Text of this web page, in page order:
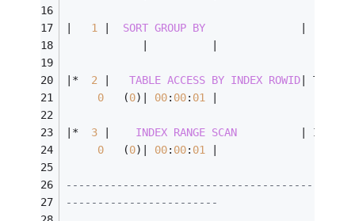
1 SORT GROUP BY
* 2 TABLE ACCESS BY INDEX ROWID
0
   (
0) 00: 00: 01
* 3 INDEX RANGE SCAN
0
   (
0) 00: 00: 01
------------------------